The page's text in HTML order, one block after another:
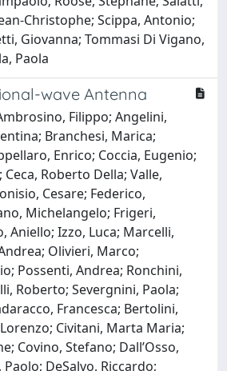
Christophe; Scippa, Antonio;
Giovanna; Tommasi Di Vigano,
Paola
wave Antenna
Filippo; Angelini,
Branchesi, Marica;
Enrico; Coccia, Eugenio;
Roberto Della; Valle,
Cesare; Federico,
Michelangelo; Frigeri,
Aniello; Izzo, Luca; Marcelli,
Olivieri, Marco;
Possenti, Andrea; Ronchini,
Roberto; Severgnini, Paola;
Francesca; Bertolini,
Civitani, Marta Maria;
Covino, Stefano; Dall’Osso,
Paolo; DeSalvo, Riccardo;